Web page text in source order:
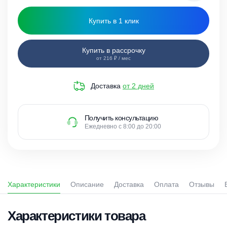
Купить в 1 клик
Купить в рассрочку
от 216 ₽ / мес
Доставка от 2 дней
Получить консультацию
Ежедневно с 8:00 до 20:00
Характеристики Описание Доставка Оплата Отзывы
Характеристики товара